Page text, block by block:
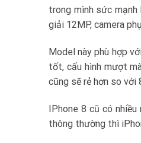
trong mình sức mạnh
giải 12MP, camera
Model này phù hợp
tốt, cấu hình mượt
cũng sẽ rẻ hơn so với
IPhone 8 cũ có
thông thường thì